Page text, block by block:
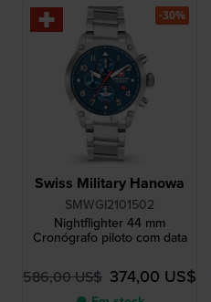
Swiss Military Hanowa
SMWGI2101502
Nightflighter 44 mm
Cronógrafo piloto com data
586,00 US$ 374,00 US$
-30%